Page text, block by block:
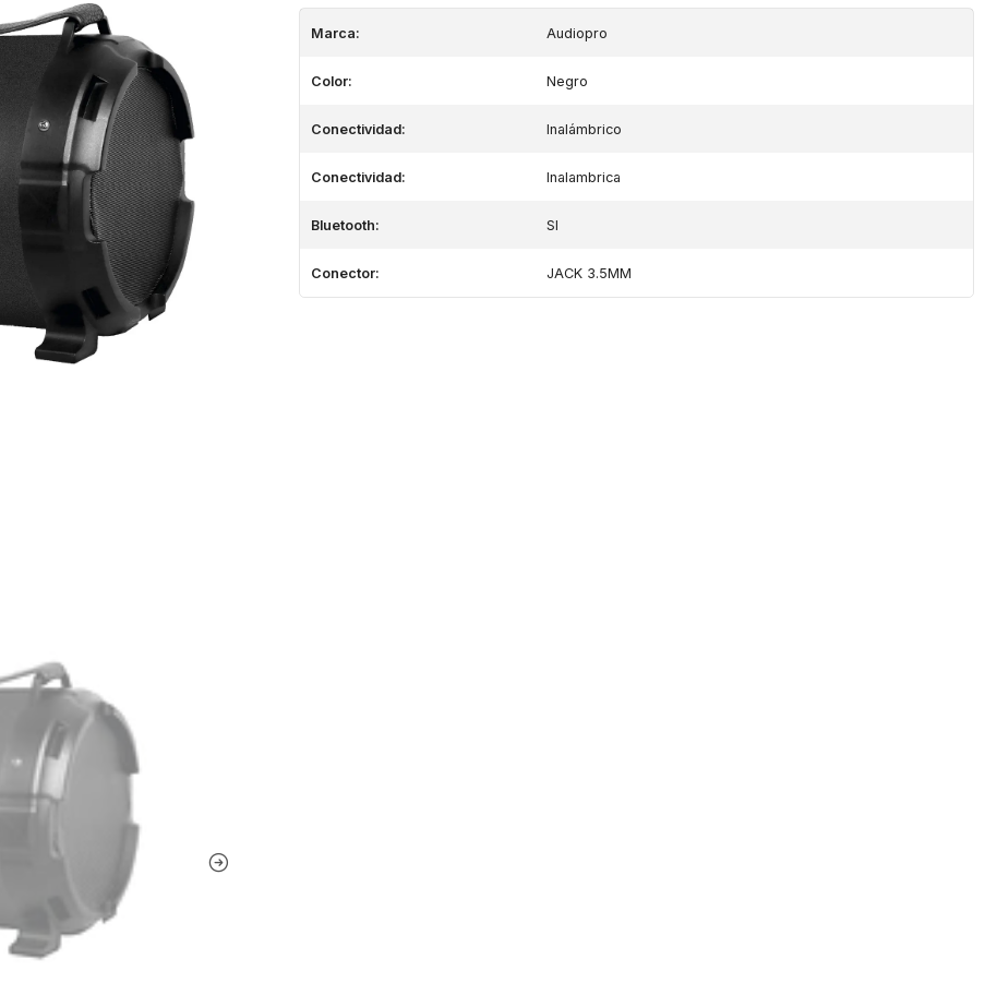
Marca: Audiopro
Color: Negro
Conectividad: Inalámbrico
Conectividad: Inalambrica
Bluetooth: SI
Conector: JACK 3.5MM